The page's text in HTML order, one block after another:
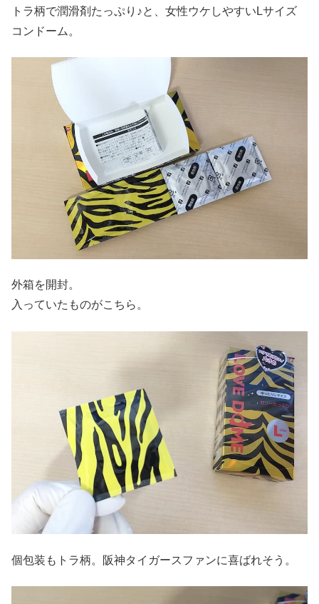
トラ柄で潤滑剤たっぷり♪と、女性ウケしやすいLサイズ
コンドーム。
外箱を開封。
入っていたものがこちら。
個包装もトラ柄。阪神タイガースファンに喜ばれそう。